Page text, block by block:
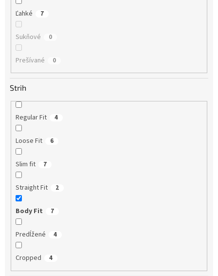
Ľahké 7
Sukňové 0
Prešívané 0
Strih
Regular Fit 4
Loose Fit 6
Slim fit 7
Straight Fit 2
Body Fit 7
Predĺžené 4
Cropped 4